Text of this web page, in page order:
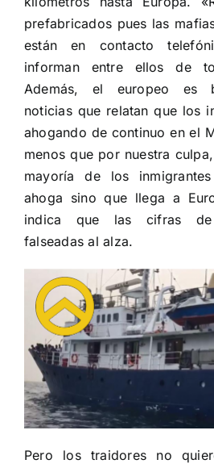
prefabricados pues las
están en contacto
informan entre ellos de
Además, el europeo es
noticias que relatan que los
ahogando de continuo en el
menos que por nuestra
mayoría de los
ahoga sino que llega a
indica que las cifras de
falseadas al alza.
Pero los traidores no